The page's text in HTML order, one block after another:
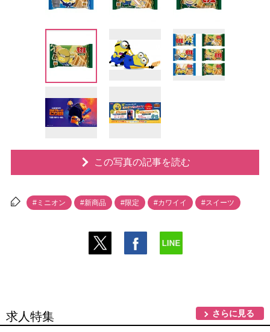
この写真の記事を読む
#ミニオン #新商品 #限定 #カワイイ #スイーツ
求人特集 さらに見る